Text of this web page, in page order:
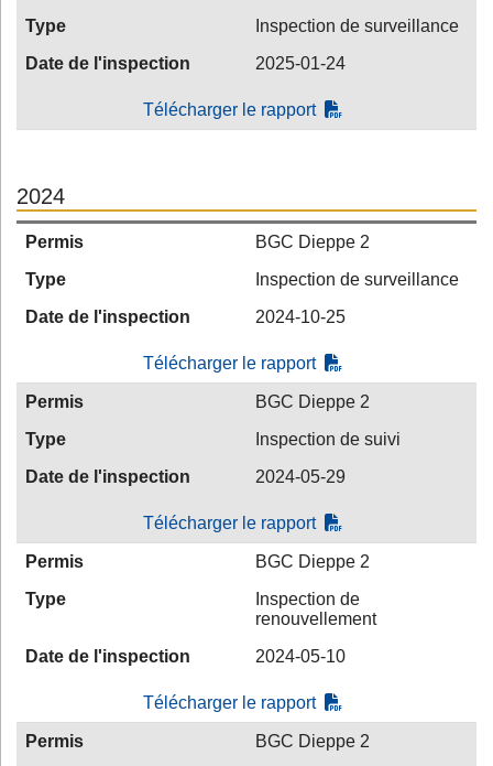
Type
Inspection de surveillance
Date de l'inspection
2025-01-24
Télécharger le rapport
2024
Permis
BGC Dieppe 2
Type
Inspection de surveillance
Date de l'inspection
2024-10-25
Télécharger le rapport
Permis
BGC Dieppe 2
Type
Inspection de suivi
Date de l'inspection
2024-05-29
Télécharger le rapport
Permis
BGC Dieppe 2
Type
Inspection de
renouvellement
Date de l'inspection
2024-05-10
Télécharger le rapport
Permis BGC Dieppe 2